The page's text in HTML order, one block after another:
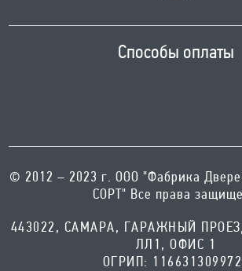
Способы оплаты
© 2012 – 2023 г. ООО "Фабрика
СОРТ" Все права
443022, САМАРА, ГАРАЖНЫЙ
ЛЛ1, ОФИС 1
ОГРИП: